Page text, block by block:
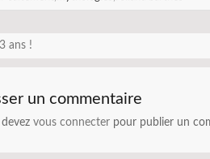
ans !
un commentaire
vous connecter pour publier un